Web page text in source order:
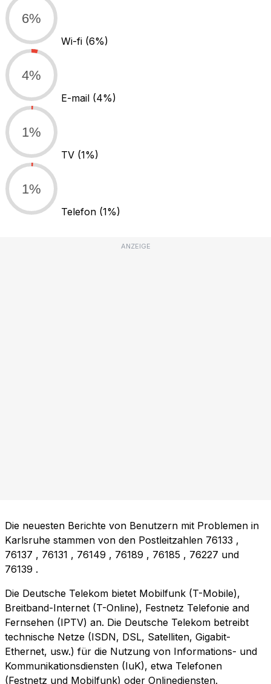
6%
Wi-fi (6%)
4%
E-mail (4%)
1%
TV (1%)
1%
Telefon (1%)
ANZEIGE
Die neuesten Berichte von Benutzern mit Problemen in
Karlsruhe stammen von den Postleitzahlen 76133 ,
76137 , 76131 , 76149 , 76189 , 76185 , 76227 und
76139 .
Die Deutsche Telekom bietet Mobilfunk (T-Mobile),
Breitband-Internet (T-Online), Festnetz Telefonie and
Fernsehen (IPTV) an. Die Deutsche Telekom betreibt
technische Netze (ISDN, DSL, Satelliten, Gigabit-
Ethernet, usw.) für die Nutzung von Informations- und
Kommunikationsdiensten (IuK), etwa Telefonen
(Festnetz und Mobilfunk) oder Onlinediensten.